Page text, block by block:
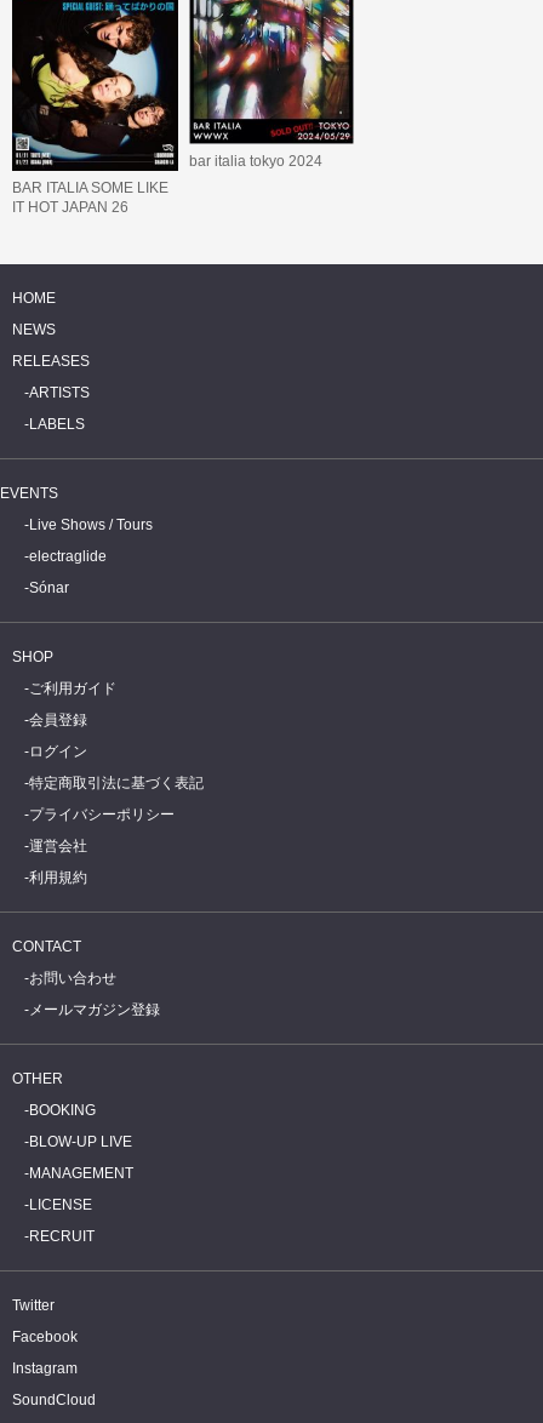
BAR ITALIA SOME LIKE
IT HOT JAPAN 26
bar italia tokyo 2024
HOME
NEWS
RELEASES
ARTISTS
LABELS
EVENTS
Live Shows / Tours
electraglide
Sónar
SHOP
ご利用ガイド
会員登録
ログイン
特定商取引法に基づく表記
プライバシーポリシー
運営会社
利用規約
CONTACT
お問い合わせ
メールマガジン登録
OTHER
BOOKING
BLOW-UP LIVE
MANAGEMENT
LICENSE
RECRUIT
Twitter
Facebook
Instagram
SoundCloud